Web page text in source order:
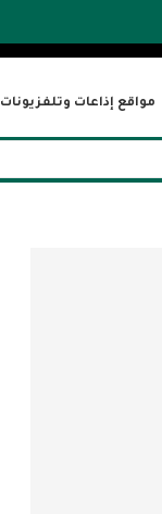
مواقع إذاعات وتلفزيونات